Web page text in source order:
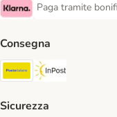
Klarna Payment Method
Paga tramite
Paga tramite
Consegna
Poste Italiane.
Sicurezza